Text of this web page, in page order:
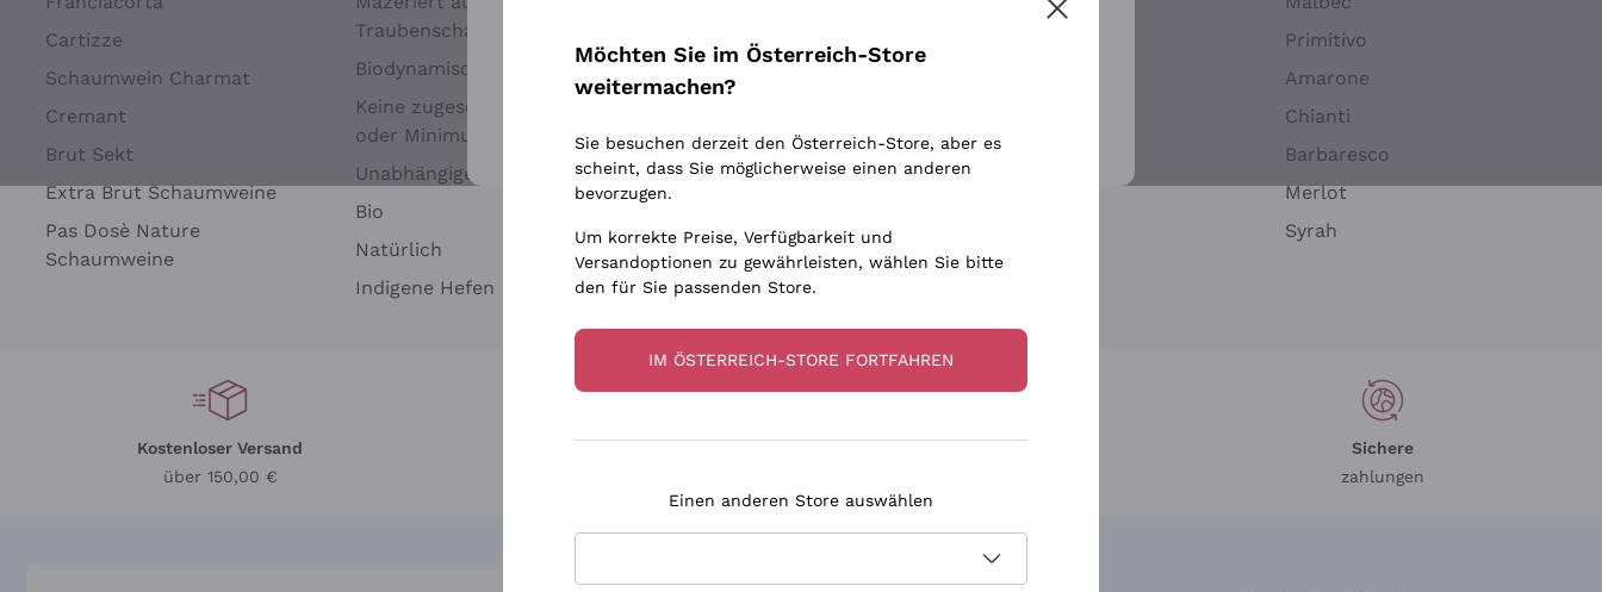
Cartizze
Schaumwein Charmat
Cremant
Brut Sekt
Extra Brut Schaumweine
Pas Dosè Nature
Schaumweine
Traubenschalen
Biodynamisch
Keine zugesetzten Sulfite
oder Minimum
Unabhängige Weinbauern
Bio
Natürlich
Indigene Hefen
Occhipinti Arianna
Biondi Santi
Argiolas
Zenato
Ca' dei Frati
Chardonnay
Primitivo
Amarone
Chianti
Barbaresco
Merlot
Syrah
Kostenloser Versand
über 150,00 €
Sichere
zahlungen
Weitere Informationen finden Sie in unserem Datenschutz-Bestimmungen
Möchten Sie im Österreich-Store
weitermachen?
Sie besuchen derzeit den Österreich-Store, aber es
scheint, dass Sie möglicherweise einen anderen
bevorzugen.
Um korrekte Preise, Verfügbarkeit und
Versandoptionen zu gewährleisten, wählen Sie bitte
den für Sie passenden Store.
IM ÖSTERREICH-STORE FORTFAHREN
Einen anderen Store auswählen